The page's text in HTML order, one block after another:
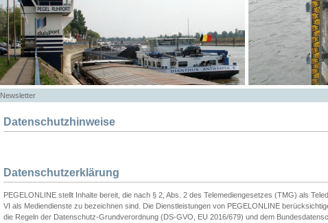
Newsletter
Datenschutzhinweise
Datenschutzerklärung
PEGELONLINE stellt Inhalte bereit, die nach § 2, Abs. 2 des Telemediengesetzes (TMG) als
VI als Mediendienste zu bezeichnen sind. Die Dienstleistungen von PEGELONLINE
die Regeln der Datenschutz-Grundverordnung (DS-GVO, EU 2016/679) und dem